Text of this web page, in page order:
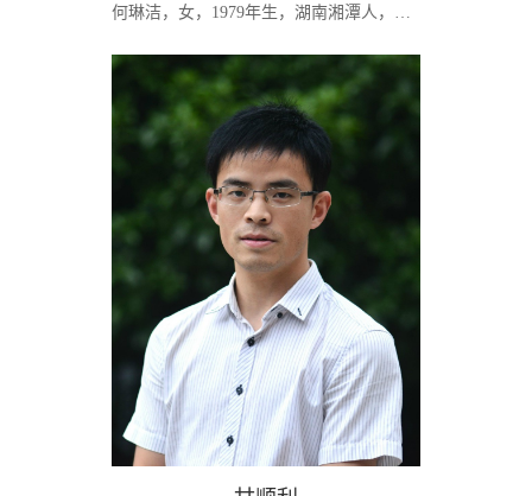
何琳洁，女，1979年生，湖南湘潭人，群众，副教授，管理学博士。现任湖南省系统工程与管理学会理事。主要研究方向：行为金融、公司金融、风险管理、财务管理、审计。[学习经历]1997.09-2001.07：湖南科技大学贸易经济专业，获经济学学士学位；2001.09-2004.07：湖南大学金融学专业，获经济学硕士学位；2004.09-2009.12：湖南大学管理科学与工程专业，获管理学博士学位；2006.11-2007.12：作为国家公派“联合培养博士”，赴美国u...